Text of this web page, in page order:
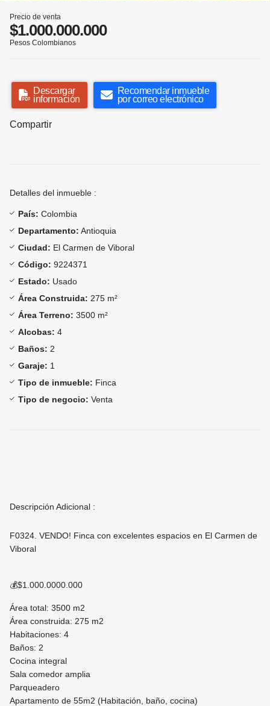
Precio de venta
$1.000.000.000
Pesos Colombianos
Descargar
información
Recomendar inmueble
por correo electrónico
Compartir
Detalles del inmueble :
País: Colombia
Departamento: Antioquia
Ciudad: El Carmen de Viboral
Código: 9224371
Estado: Usado
Área Construida: 275 m²
Área Terreno: 3500 m²
Alcobas: 4
Baños: 2
Garaje: 1
Tipo de inmueble: Finca
Tipo de negocio: Venta
Descripción Adicional :
F0324. VENDO! Finca con excelentes espacios en El Carmen de
Viboral
💰$1.000.0000.000
Área total: 3500 m2
Área construida: 275 m2
Habitaciones: 4
Baños: 2
Cocina integral
Sala comedor amplia
Parqueadero
Apartamento de 55m2 (Habitación, baño, cocina)